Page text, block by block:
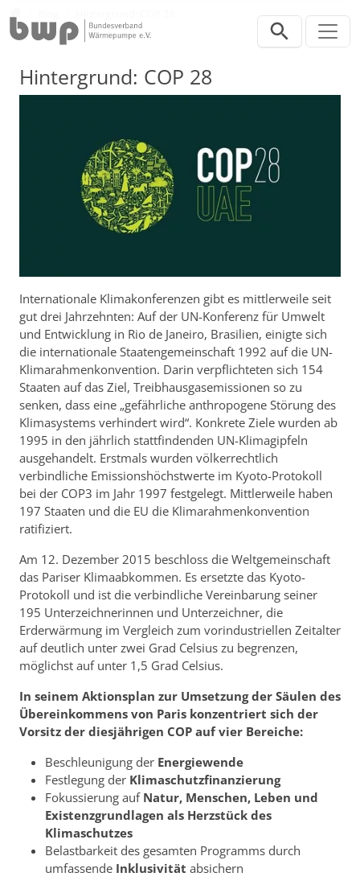
Hintergrund: COP 28
Internationale Klimakonferenzen gibt es mittlerweile seit
gut drei Jahrzehnten: Auf der UN-Konferenz für Umwelt
und Entwicklung in Rio de Janeiro, Brasilien, einigte sich
die internationale Staatengemeinschaft 1992 auf die UN-
Klimarahmenkonvention. Darin verpflichteten sich 154
Staaten auf das Ziel, Treibhausgasemissionen so zu
senken, dass eine „gefährliche anthropogene Störung des
Klimasystems verhindert wird“. Konkrete Ziele wurden ab
1995 in den jährlich stattfindenden UN-Klimagipfeln
ausgehandelt. Erstmals wurden völkerrechtlich
verbindliche Emissionshöchstwerte im Kyoto-Protokoll
bei der COP3 im Jahr 1997 festgelegt. Mittlerweile haben
197 Staaten und die EU die Klimarahmenkonvention
ratifiziert.
Am 12. Dezember 2015 beschloss die Weltgemeinschaft
das Pariser Klimaabkommen. Es ersetzte das Kyoto-
Protokoll und ist die verbindliche Vereinbarung seiner
195 Unterzeichnerinnen und Unterzeichner, die
Erderwärmung im Vergleich zum vorindustriellen Zeitalter
auf deutlich unter zwei Grad Celsius zu begrenzen,
möglichst auf unter 1,5 Grad Celsius.
In seinem Aktionsplan zur Umsetzung der Säulen des
Übereinkommens von Paris konzentriert sich der
Vorsitz der diesjährigen COP auf vier Bereiche:
Beschleunigung der Energiewende
Festlegung der Klimaschutzfinanzierung
Fokussierung auf Natur, Menschen, Leben und
Existenzgrundlagen als Herzstück des
Klimaschutzes
Belastbarkeit des gesamten Programms durch
umfassende Inklusivität absichern